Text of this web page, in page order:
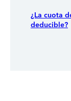
¿La cuota
deducible?